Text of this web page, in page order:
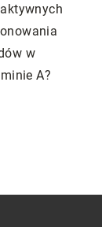
w
A?